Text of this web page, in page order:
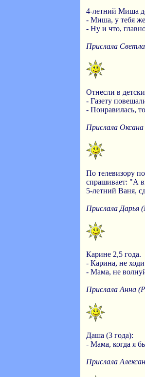
4-летний Миша
- Миша, у тебя
- Ну и что,
Прислала
Отнесли в
- Газету
- Понравилась,
Прислала
По телевизору
спрашивает: "А
5-летний Ваня,
Прислала Дарья
Карине 2,5 года.
- Карина, не
- Мама, не
Прислала Анна
Даша (3 года):
- Мама, когда я
Прислала